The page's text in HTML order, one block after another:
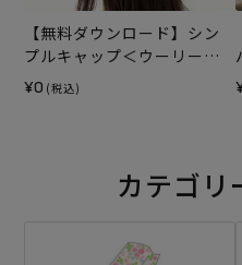
【無料ダウンロード】シン
プルキャップ＜ウーリーム
ースパレット＞（レシピ）
¥0 (税込)
カテゴリ